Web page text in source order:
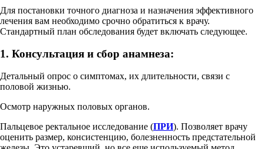
Для постановки точного диагноза и назначения эффективного
лечения вам необходимо срочно обратиться к врачу.
Стандартный план обследования будет включать следующее.
1. Консультация и сбор анамнеза:
Детальный опрос о симптомах, их длительности, связи с
половой жизнью.
Осмотр наружных половых органов.
Пальцевое ректальное исследование (ПРИ). Позволяет врачу
оценить размер, консистенцию, болезненность предстательной